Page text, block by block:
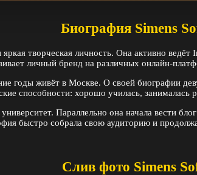
Биография Simens
творческая личность. Она активно
личный бренд на различных онлайн-
годы живёт в Москве. О своей биографии
способности: хорошо училась,
Параллельно она начала вести
быстро собрала свою аудиторию и
Слив фото Simens